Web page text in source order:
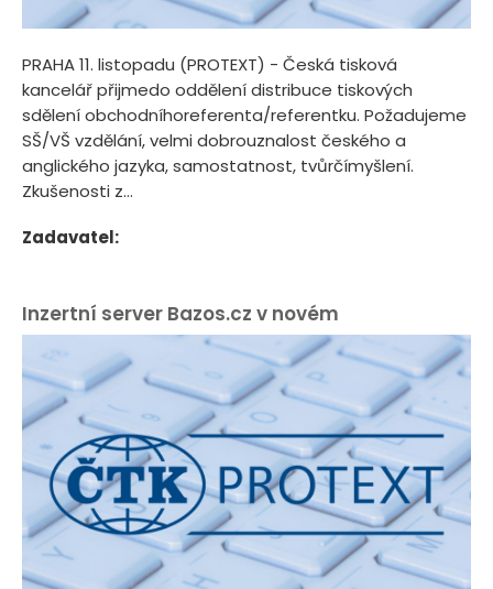
PRAHA 11. listopadu (PROTEXT) - Česká tisková
kancelář přijmedo oddělení distribuce tiskových
sdělení obchodníhoreferenta/referentku. Požadujeme
SŠ/VŠ vzdělání, velmi dobrouznalost českého a
anglického jazyka, samostatnost, tvůrčímyšlení.
Zkušenosti z...
Zadavatel:
Inzertní server Bazos.cz v novém